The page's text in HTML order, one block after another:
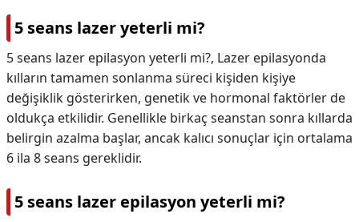
5 seans lazer yeterli mi?
5 seans lazer epilasyon yeterli mi?, Lazer epilasyonda
kılların tamamen sonlanma süreci kişiden kişiye
değişiklik gösterirken, genetik ve hormonal faktörler de
oldukça etkilidir. Genellikle birkaç seanstan sonra kıllarda
belirgin azalma başlar, ancak kalıcı sonuçlar için ortalama
6 ila 8 seans gereklidir.
5 seans lazer epilasyon yeterli mi?